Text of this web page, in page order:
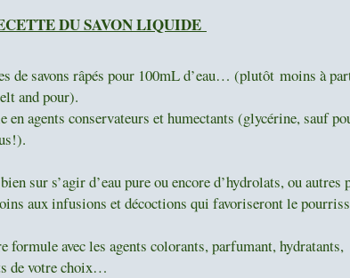
DU SAVON LIQUIDE
de savons râpés pour 100mL d’eau… (plutôt moins à
and pour).
agents conservateurs et humectants (glycérine, sauf
sur s’agir d’eau pure ou encore d’hydrolats, ou autres
aux infusions et décoctions qui favoriseront le
formule avec les agents colorants, parfumant, hydratants,
de votre choix…